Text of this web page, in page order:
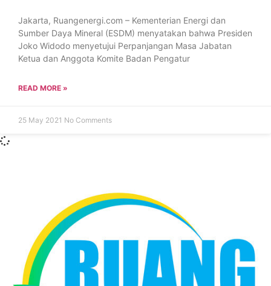
Jakarta, Ruangenergi.com – Kementerian Energi dan
Sumber Daya Mineral (ESDM) menyatakan bahwa Presiden
Joko Widodo menyetujui Perpanjangan Masa Jabatan
Ketua dan Anggota Komite Badan Pengatur
READ MORE »
25 May 2021 No Comments